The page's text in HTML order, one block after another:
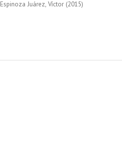
Espinoza Juárez, Víctor (2015)